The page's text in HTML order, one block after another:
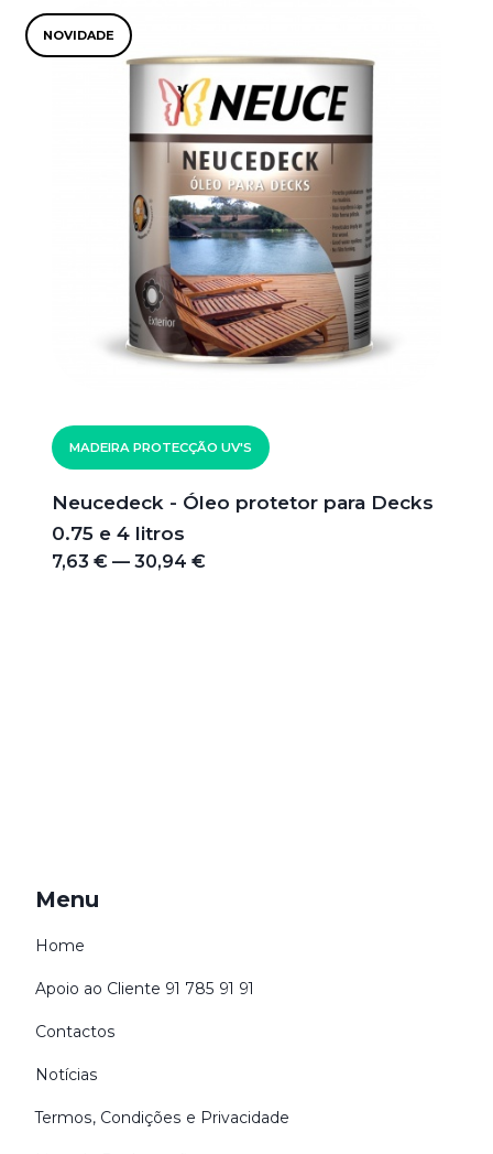
NOVIDADE
MADEIRA PROTECÇÃO UV'S
Neucedeck - Óleo protetor para Decks
0.75 e 4 litros
7,63 € — 30,94 €
Menu
Home
Apoio ao Cliente 91 785 91 91
Contactos
Notícias
Termos, Condições e Privacidade